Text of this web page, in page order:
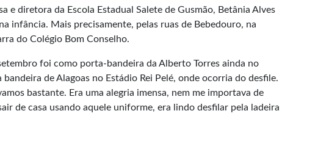
e diretora da Escola Estadual Salete de Gusmão, Betânia Alves
infância. Mais precisamente, pelas ruas de Bebedouro, na
do Colégio Bom Conselho.
foi como porta-bandeira da Alberto Torres ainda no
de Alagoas no Estádio Rei Pelé, onde ocorria do desfile.
bastante. Era uma alegria imensa, nem me importava de
de casa usando aquele uniforme, era lindo desfilar pela ladeira